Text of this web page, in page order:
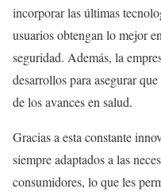
incorporar las últimas
usuarios obtengan lo mejor
seguridad. Además, la
desarrollos para asegurar
de los avances en salud.
Gracias a esta constante
siempre adaptados a las
consumidores, lo que les